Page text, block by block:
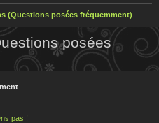
(Questions posées fréquemment)
posées
pas !